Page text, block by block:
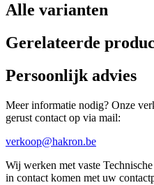
Alle varianten
Gerelateerde
Persoonlijk advies
Meer informatie nodig? Onze
gerust contact op via mail:
verkoop@hakron.be
Wij werken met vaste
in contact komen met uw